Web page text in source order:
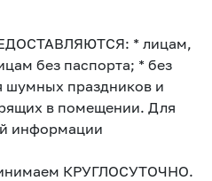
* лицам,
без паспорта; * без
шумных праздников и
в помещении. Для
информации
КРУГЛОСУТОЧНО.